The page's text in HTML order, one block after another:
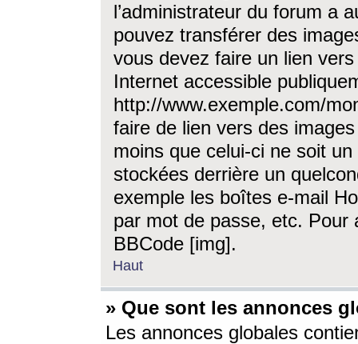
l’administrateur du forum a
pouvez transférer des
vous devez faire un lien
Internet accessible
http://www.exemple.com/
faire de lien vers des
moins que celui-ci ne soit
stockées derrière un
exemple les boîtes e-mail
par mot de passe, etc. Pour
BBCode [img].
Haut
» Que sont les annonces
Les annonces globales